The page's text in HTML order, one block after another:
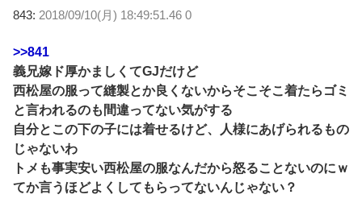
843: 2018/09/10(月) 18:49:51.46 0
>>841
義兄嫁ド厚かましくてGJだけど
西松屋の服って縫製とか良くないからそこそこ着たらゴミ
と言われるのも間違ってない気がする
自分とこの下の子には着せるけど、人様にあげられるもの
じゃないわ
トメも事実安い西松屋の服なんだから怒ることないのにｗ
てか言うほどよくしてもらってないんじゃない？